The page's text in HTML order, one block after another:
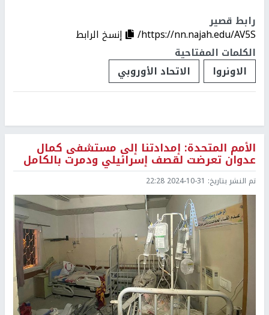
رابط قصير
https://nn.najah.edu/AV5S/
إنسخ الرابط
الكلمات المفتاحية
الاونروا
الاتحاد الأوروبي
الأمم المتحدة: إمدادتنا إلى مستشفى كمال
عدوان تعرضت لقصف إسرائيلي ودمرت بالكامل
تم النشر بتاريخ: 2024-10-31 22:28